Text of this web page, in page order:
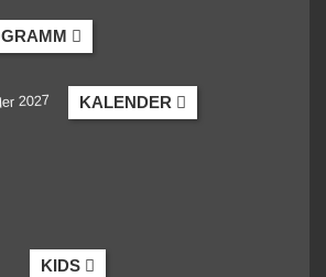
KALENDER
KIDS